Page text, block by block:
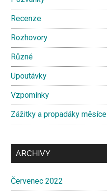
Recenze
Rozhovory
Různé
Upoutávky
Vzpomínky
Zážitky a propadáky měsíce
ARCHIVY
Červenec 2022